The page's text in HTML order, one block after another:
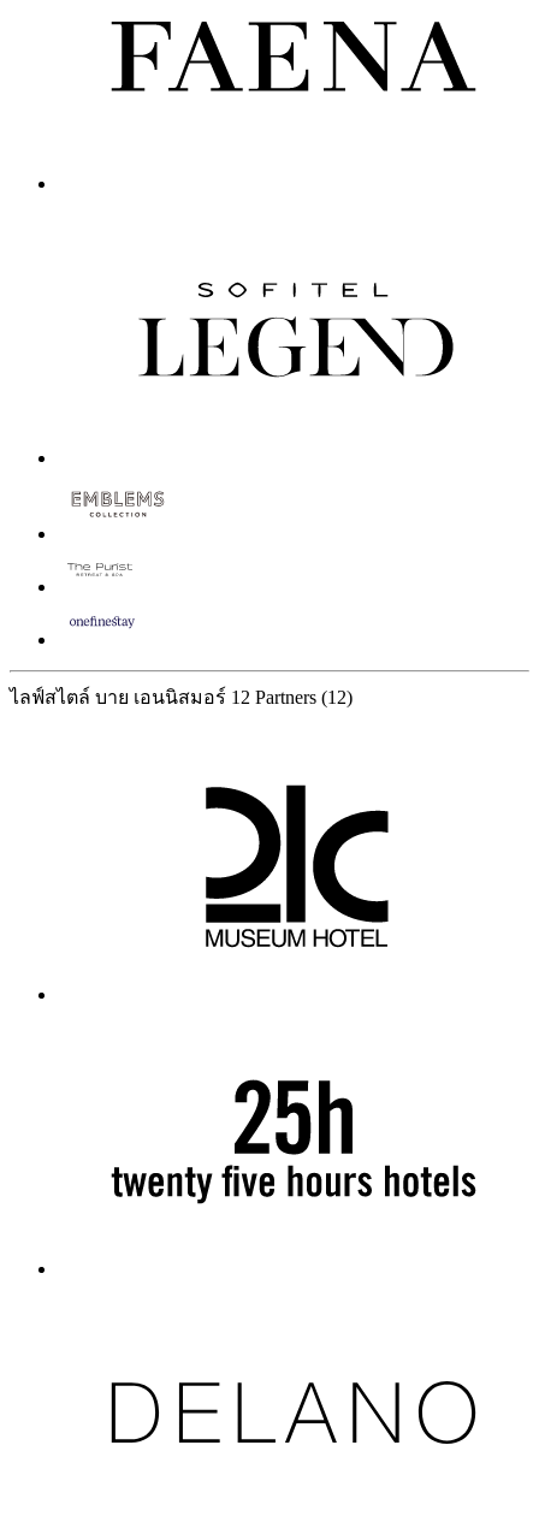
ไลฟ์สไตล์ บาย เอนนิสมอร์ 12 Partners (12)